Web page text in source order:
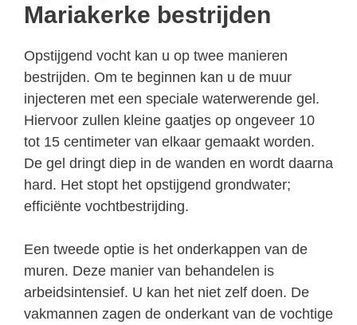
Mariakerke bestrijden
Opstijgend vocht kan u op twee manieren
bestrijden. Om te beginnen kan u de muur
injecteren met een speciale waterwerende gel.
Hiervoor zullen kleine gaatjes op ongeveer 10
tot 15 centimeter van elkaar gemaakt worden.
De gel dringt diep in de wanden en wordt daarna
hard. Het stopt het opstijgend grondwater;
efficiënte vochtbestrijding.
Een tweede optie is het onderkappen van de
muren. Deze manier van behandelen is
arbeidsintensief. U kan het niet zelf doen. De
vakmannen zagen de onderkant van de vochtige